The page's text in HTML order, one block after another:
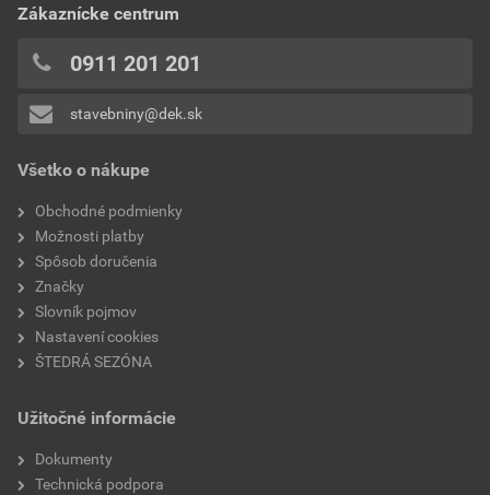
bez DPH za ks
Pridávať hodnotenie môže iba prihlásený užívateľ.
Všetko o nákupe
Obchodné podmienky
Možnosti platby
Spôsob doručenia
Značky
Slovník pojmov
Nastavení cookies
ŠTEDRÁ SEZÓNA
Užitočné informácie
Dokumenty
Technická podpora
Zákaznícke centrum
0911 201 201
stavebniny@dek.sk